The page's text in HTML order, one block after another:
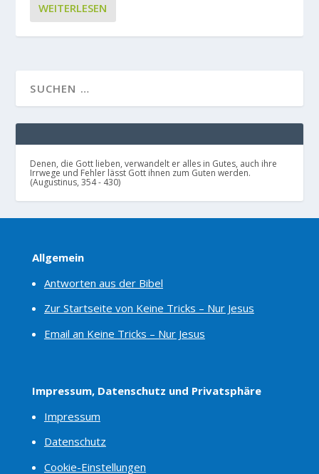
WEITERLESEN
Denen, die Gott lieben, verwandelt er alles in Gutes, auch ihre
Irrwege und Fehler lässt Gott ihnen zum Guten werden.
(Augustinus, 354 - 430)
Allgemein
Antworten aus der Bibel
Zur Startseite von Keine Tricks – Nur Jesus
Email an Keine Tricks – Nur Jesus
Impressum, Datenschutz und Privatsphäre
Impressum
Datenschutz
Cookie-Einstellungen